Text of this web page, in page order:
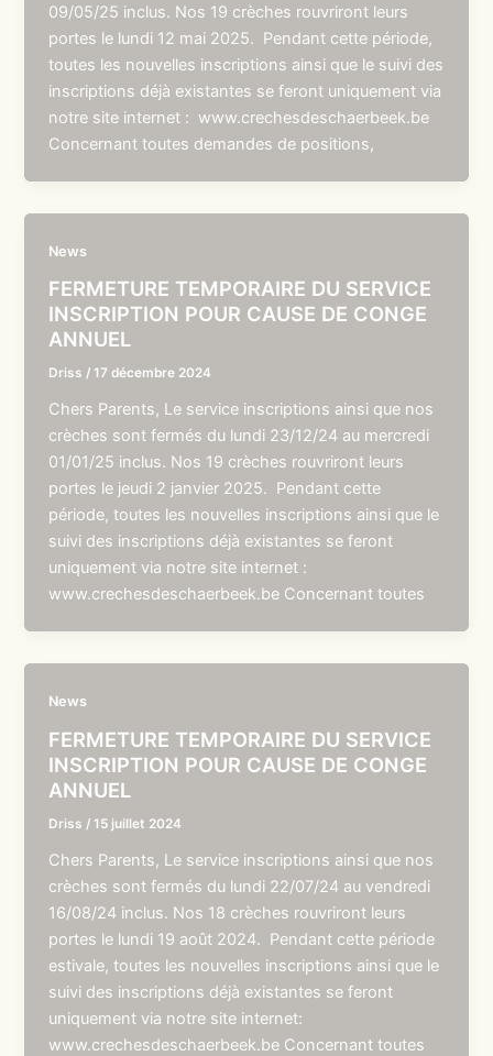
09/05/25 inclus. Nos 19 crèches rouvriront leurs
portes le lundi 12 mai 2025. Pendant cette période,
toutes les nouvelles inscriptions ainsi que le suivi des
inscriptions déjà existantes se feront uniquement via
notre site internet : www.crechesdeschaerbeek.be
Concernant toutes demandes de positions,
News
FERMETURE TEMPORAIRE DU SERVICE
INSCRIPTION POUR CAUSE DE CONGE
ANNUEL
Driss /17 décembre 2024
Chers Parents, Le service inscriptions ainsi que nos
crèches sont fermés du lundi 23/12/24 au mercredi
01/01/25 inclus. Nos 19 crèches rouvriront leurs
portes le jeudi 2 janvier 2025. Pendant cette
période, toutes les nouvelles inscriptions ainsi que le
suivi des inscriptions déjà existantes se feront
uniquement via notre site internet :
www.crechesdeschaerbeek.be Concernant toutes
News
FERMETURE TEMPORAIRE DU SERVICE
INSCRIPTION POUR CAUSE DE CONGE
ANNUEL
Driss /15 juillet 2024
Chers Parents, Le service inscriptions ainsi que nos
crèches sont fermés du lundi 22/07/24 au vendredi
16/08/24 inclus. Nos 18 crèches rouvriront leurs
portes le lundi 19 août 2024. Pendant cette période
estivale, toutes les nouvelles inscriptions ainsi que le
suivi des inscriptions déjà existantes se feront
uniquement via notre site internet:
www.crechesdeschaerbeek.be Concernant toutes